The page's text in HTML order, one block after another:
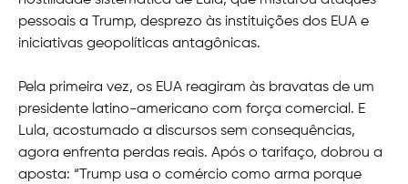
pessoais a Trump, desprezo às instituições dos EUA e
iniciativas geopolíticas antagônicas.
Pela primeira vez, os EUA reagiram às bravatas de um
presidente latino-americano com força comercial. E
Lula, acostumado a discursos sem consequências,
agora enfrenta perdas reais. Após o tarifaço, dobrou a
aposta: “Trump usa o comércio como arma porque